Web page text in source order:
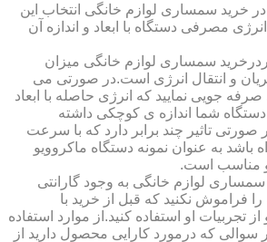
خرید سمساری لوازم خانگی انتخاب این
مصرفی دستگاه با ابعاد و اندازه آن
سمساری لوازم خانگی میزان
و انتقال انرژی است.در صورتی می
جویی نمایید که انرژی حاصله با ابعاد
شما اندازه ی کوچکی داشته
تاثیر چند برابر دارد که با سرعت
باشد به عنوان نمونه دستگاه ماکروویو
و مناسب است.
لوازم خانگی به وجود گارانتی
را فراموش نکنید که قبل از خرید با
تجربیات او استفاده کنید.از موارد استفاده
که درمورد کارایی محصول دارید از